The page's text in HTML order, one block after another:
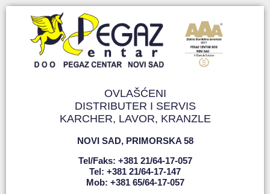
OVLAŠĆENI
DISTRIBUTER I SERVIS
KARCHER, LAVOR, KRANZLE
NOVI SAD, PRIMORSKA 58
Tel/faks: +381 21/64-17-057
Tel: +381 21/64-17-147
Mob: +381 65/64-17-057